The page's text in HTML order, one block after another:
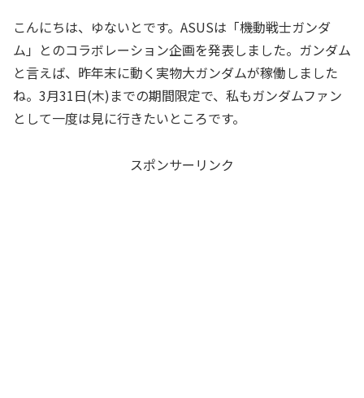
こんにちは、ゆないとです。ASUSは「機動戦士ガンダ
ム」とのコラボレーション企画を発表しました。ガンダム
と言えば、昨年末に動く実物大ガンダムが稼働しました
ね。3月31日(木)までの期間限定で、私もガンダムファン
として一度は見に行きたいところです。
スポンサーリンク